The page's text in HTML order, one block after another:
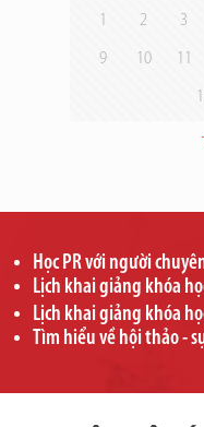
1 2 3
9 10 11
Học PR với người
Lịch khai giảng khóa
Lịch khai giảng khóa
Tìm hiểu về hội thảo -